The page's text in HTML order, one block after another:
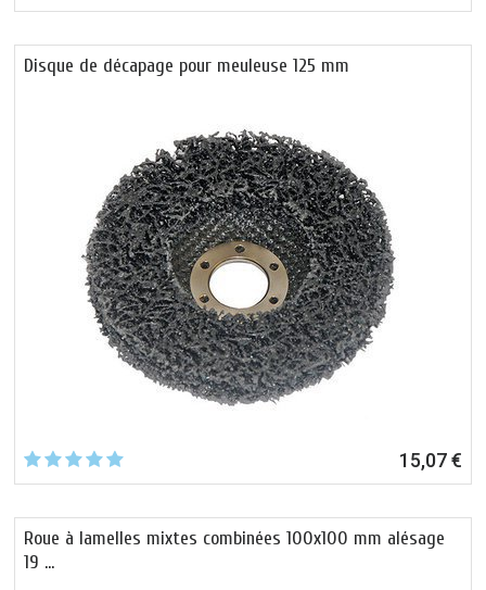
Disque de décapage pour meuleuse 125 mm
15,07 €
Roue à lamelles mixtes combinées 100x100 mm alésage
19 …